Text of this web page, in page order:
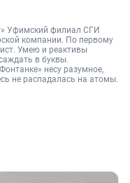
Уфимский филиал СГИ
компании. По первому
Умею и реактивы
в буквы.
несу разумное,
не распадалась на атомы.